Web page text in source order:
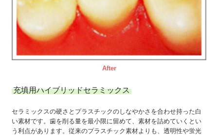
After
充填用ハイブリッドセラミックス
セラミックスの硬さとプラスチックのしなやかさを合わせ持った白
い素材です。歯を削る量を最小限に留めて、素材を詰めていくとい
う利点があります。従来のプラスチック素材よりも、透明性や蛍光